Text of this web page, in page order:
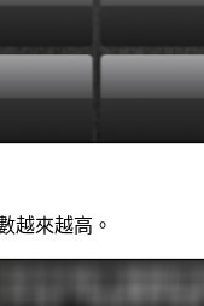
越來越高。